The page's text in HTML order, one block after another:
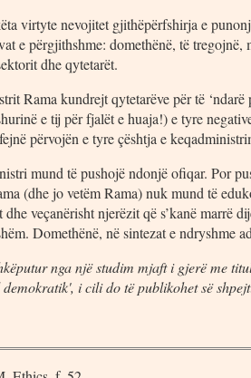
virtyte nevojitet gjithëpërfshirja e
e përgjithshme: domethënë, të
dhe qytetarët.
Rama kundrejt qytetarëve për të ‘ndarë
e tij për fjalët e huaja!) e tyre
përvojën e tyre çështja e
mund të pushojë ndonjë ofiqar. Por
(dhe jo vetëm Rama) nuk mund të
veçanërisht njerëzit që s’kanë marrë
Domethënë, në sintezat e ndryshme
nga një studim mjaft i gjerë me
demokratik', i cili do të publikohet së